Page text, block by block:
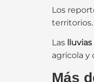
Los
territorios.
Las
agrícola y
Más